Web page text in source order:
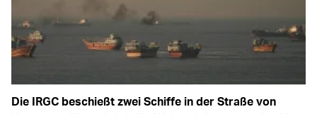
Die IRGC beschießt zwei Schiffe in der Straße von